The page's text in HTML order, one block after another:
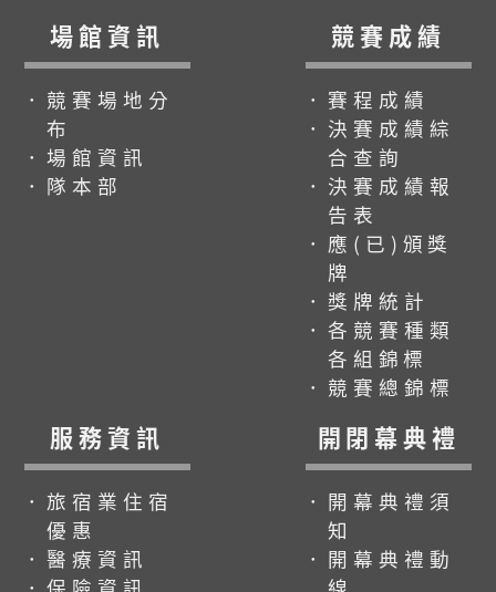
場館資訊
．競賽場地分
布
．場館資訊
．隊本部
競賽成績
．賽程成績
．決賽成績綜
合查詢
．決賽成績報
告表
．應(已)頒獎
牌
．獎牌統計
．各競賽種類
各組錦標
．競賽總錦標
服務資訊
．旅宿業住宿
優惠
．醫療資訊
開閉幕典禮
．開幕典禮須
知
．開幕典禮動